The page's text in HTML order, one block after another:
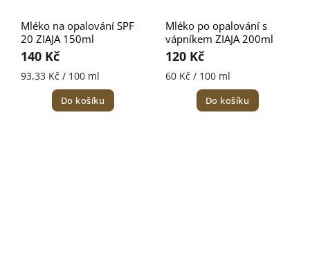
Mléko na opalování SPF
20 ZIAJA 150ml
140 Kč
93,33 Kč / 100 ml
Do košíku
Mléko po opalování s
vápníkem ZIAJA 200ml
120 Kč
60 Kč / 100 ml
Do košíku